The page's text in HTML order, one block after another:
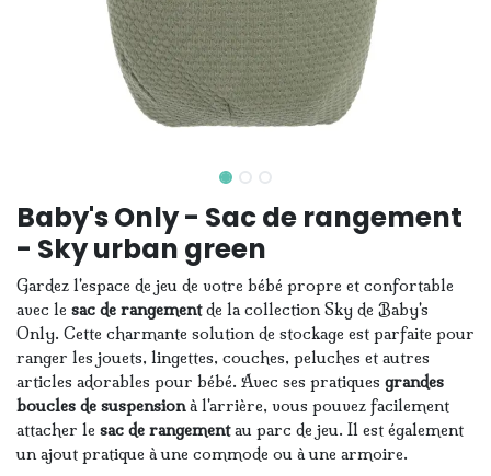
Baby's Only - Sac de rangement
- Sky urban green
Gardez l'espace de jeu de votre bébé propre et confortable
avec le sac de rangementde la collection Sky de Baby's
Only. Cette charmante solution de stockage est parfaite pour
ranger les jouets, lingettes, couches, peluches et autres
articles adorables pour bébé. Avec ses pratiques grandes
boucles de suspensionà l'arrière, vous pouvez facilement
attacher le sac de rangementau parc de jeu. Il est également
un ajout pratique à une commode ou à une armoire.